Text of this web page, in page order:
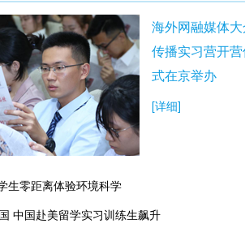
海外网融媒体
传播实习营开
式在京举办
[详细]
生零距离体验环境科学
中国赴美留学实习训练生飙升